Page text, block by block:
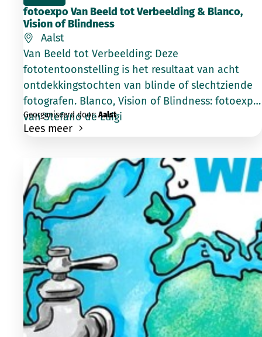
fotoexpo Van Beeld tot Verbeelding & Blanco,
Vision of Blindness
Aalst
Van Beeld tot Verbeelding: Deze
fototentoonstelling is het resultaat van acht
ontdekkingstochten van blinde of slechtziende
fotografen. Blanco, Vision of Blindness: fotoexpo
van Stefano de Luigi
Georganiseerd door:Aalst
Lees meer